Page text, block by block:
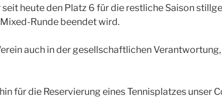
seit heute den Platz 6 für die restliche Saison
Runde beendet wird.
auch in der gesellschaftlichen
für die Reservierung eines Tennisplatzes unser